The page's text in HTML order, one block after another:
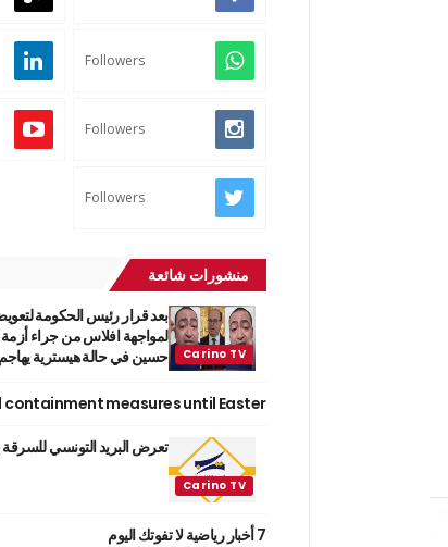
Followers
Followers
Followers
منشورات شائعة
بعد قرار رئيس الحكومة
لمواجهة افلاس من جراء
حسين في حالة هيسترية
containment measures until Easter
تعرض البريد التونسي
7 أخبار رياضية لا تفوتك اليوم